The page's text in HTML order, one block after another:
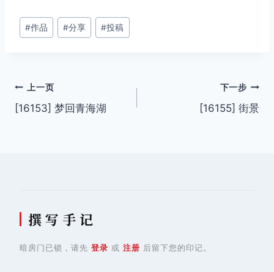
文
章
#作品 #分享 #投稿
文
章
上一页
[16153] 梦回青海湖
下一步
[16155] 街景
撰 写 手 记
暗房门已锁，请先 登录 或 注册 后留下您的印记。